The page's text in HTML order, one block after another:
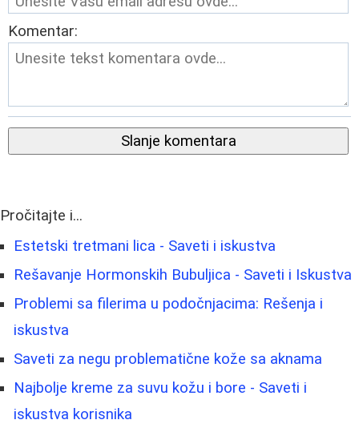
Komentar:
Slanje komentara
Pročitajte i...
Estetski tretmani lica - Saveti i iskustva
Rešavanje Hormonskih Bubuljica - Saveti i Iskustva
Problemi sa filerima u podočnjacima: Rešenja i
iskustva
Saveti za negu problematične kože sa aknama
Najbolje kreme za suvu kožu i bore - Saveti i
iskustva korisnika